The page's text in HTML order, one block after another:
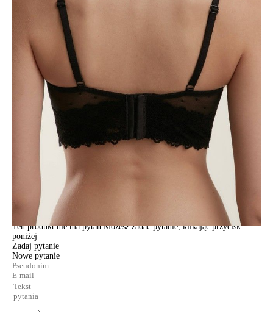
Pełna wdzięku, wyrazista i nieco prowokacyjna bielizna Flirt stworzona
jest z kwiecistej koronki i siateczki w drobne groszki. Jako detale
zastosowano cienkie elastyczne wstążki z organzy i zwiewne kokardki,
które podkreślają powagę serii i tworzą uwodzicielski wygląd.
Cechy modelu:
• usztywniana miseczka z nieelastyczną podszewką,
• elastyczne fiszbiny boczne dla wygodnego dopasowania,
• bez fiszbin,
• czterorzędowe zapięcie,
• kwiecista koronka i siateczka w małe kropki,
• cienkie regulowane ramiączka,
• elegancka, wyrazista i lekko prowokująca bielizna.
1009011530350012
poliamid 58%, poliester 28%, elastan 14%
Udostępnij produkt
Podmiot odpowiedzialny
EuroTrade Tex Sp z o.o.
91-341, Łódź, Polska
+48 500-503-636
info@conteshop.pl
Ten produkt nie ma pytań Możesz zadać pytanie, klikając przycisk
poniżej
Zadaj pytanie
Nowe pytanie